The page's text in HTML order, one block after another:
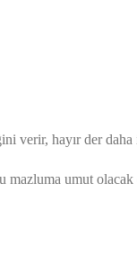
verir, hayır der
umut